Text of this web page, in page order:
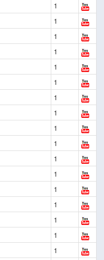
1
1
1
1
1
1
1
1
1
1
1
1
1
1
1
1
1